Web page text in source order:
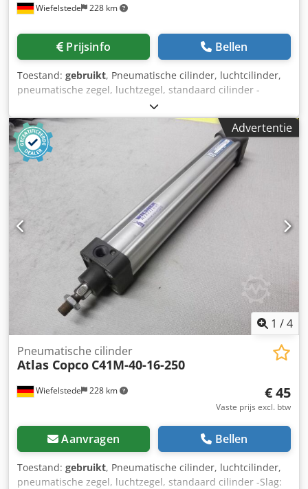
Wiefelstede 228 km
Prijsinfo Bellen
Toestand: gebruikt, Pneumatische cilinder, luchtcilinder,
pneumatische zegel, luchtzegel, standaard cilinder -
Fabrikant: Atlas Copco, standaard cilinder type C4-200-40 -
Slag: 240 mm -Zuigerstang: Ø 40 mm Cjdpfxsgrzvkj An
Ueha -Aantal: 2x cilinders beschikbaar -Prijs: per stuk -
Afmetingen: 320/280/H470 mm -Gewicht: 34 kg/stuk
Advertentie
1 /4
Wiefelstede 228 km
Pneumatische cilinder
Atlas Copco C41M-40-16-250
€ 45
Vaste prijs excl. btw
Aanvragen Bellen
Toestand: gebruikt, Pneumatische cilinder, luchtcilinder,
pneumatische zegel, luchtzegel, standaard cilinder -Slag: